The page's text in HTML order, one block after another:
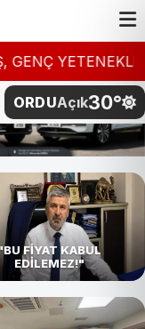
ARIYOR
ORDUAçık30°
FİYAT KABUL
EDİLEMEZ!"